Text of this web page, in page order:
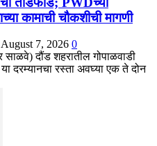
कामाची चौकशीची मागणी
August 7, 2026 0
दौंड शहरातील गोपाळवाडी
दरम्यानचा रस्ता अवघ्या एक ते दोन